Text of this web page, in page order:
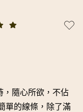
，隨心所欲，不佔
單的線條，除了滿